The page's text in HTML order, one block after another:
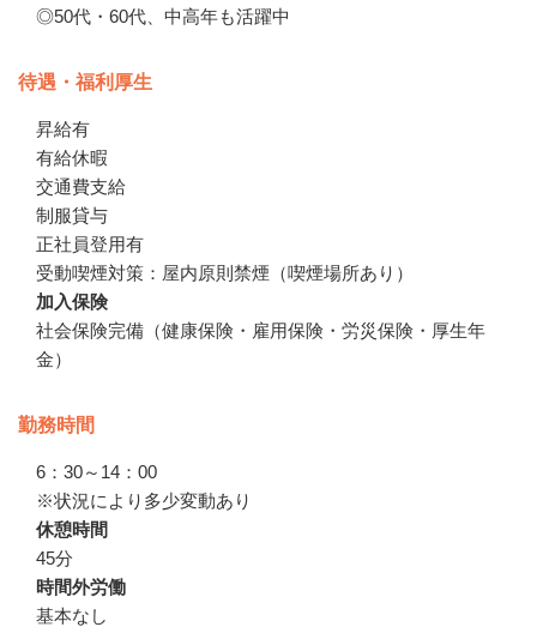
◎50代・60代、中高年も活躍中
待遇・福利厚生
昇給有
有給休暇
交通費支給
制服貸与
正社員登用有
受動喫煙対策：屋内原則禁煙（喫煙場所あり）
加入保険
社会保険完備（健康保険・雇用保険・労災保険・厚生年
金）
勤務時間
6：30～14：00
※状況により多少変動あり
休憩時間
45分
時間外労働
基本なし